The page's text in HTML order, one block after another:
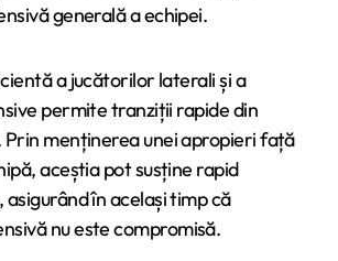
generală a echipei.
a jucătorilor laterali și a
permite tranziții rapide din
menținerea unei apropieri față
aceștia pot susține rapid
în același timp că
nu este compromisă.